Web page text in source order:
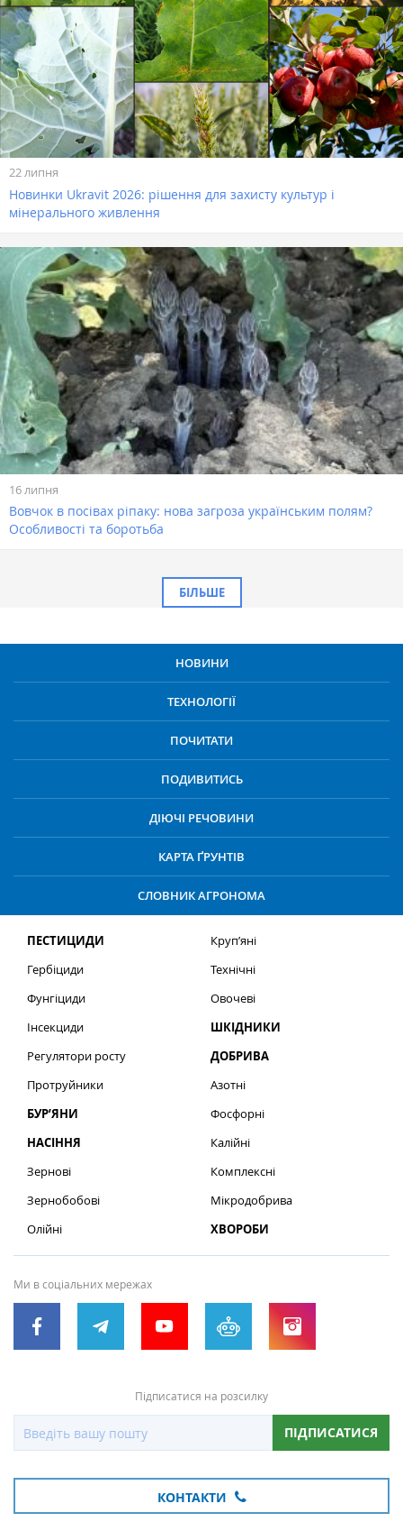
22 липня
Новинки Ukravit 2026: рішення для захисту культур і
мінерального живлення
16 липня
Вовчок в посівах ріпаку: нова загроза українським полям?
Особливості та боротьба
БІЛЬШЕ
НОВИНИ
ТЕХНОЛОГІЇ
ПОЧИТАТИ
ПОДИВИТИСЬ
ДІЮЧІ РЕЧОВИНИ
КАРТА ҐРУНТІВ
СЛОВНИК АГРОНОМА
ПЕСТИЦИДИ
Гербіциди
Фунгіциди
Інсекциди
Регулятори росту
Протруйники
БУР’ЯНИ
НАСІННЯ
Зернові
Зернобобові
Олійні
Круп’яні
Технічні
Овочеві
ШКІДНИКИ
ДОБРИВА
Азотні
Фосфорні
Калійні
Комплексні
Мікродобрива
ХВОРОБИ
Ми в соціальних мережах
Підписатися на розсилку
ПІДПИСАТИСЯ
КОНТАКТИ